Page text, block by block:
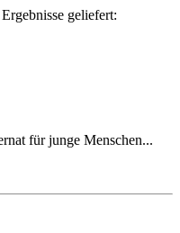
geliefert:
für junge Menschen...